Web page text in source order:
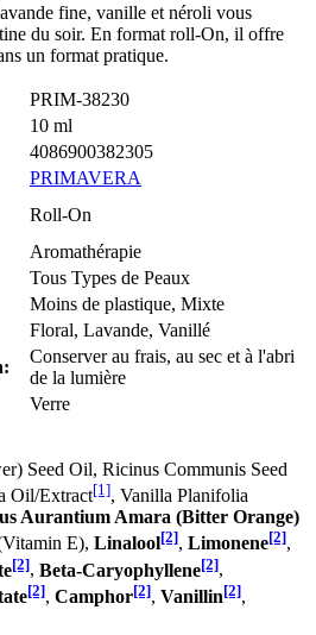
fine, vanille et néroli vous
du soir. En format roll-On, il offre
un format pratique.
PRIM-38230
10 ml
4086900382305
PRIMAVERA
Roll-On
Aromathérapie
Tous Types de Peaux
Moins de plastique, Mixte
Floral, Lavande, Vanillé
Conserver au frais, au sec et à l'abri
de la lumière
Verre
Seed Oil, Ricinus Communis Seed
Oil/Extract[1], Vanilla Planifolia
Aurantium Amara (Bitter Orange)
E), Linalool[2], Limonene[2],
[2], Beta-Caryophyllene[2],
[2], Camphor[2], Vanillin[2],